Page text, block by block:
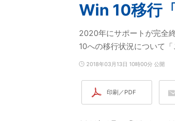
Win 10移行
2020年にサポートが完全
10への移行状況について
2018年03月13日 10時00分 公開
印刷／PDF